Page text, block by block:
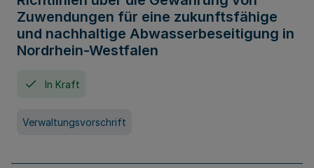
Zuwendungen für eine zukunftsfähige
und nachhaltige Abwasserbeseitigung in
Nordrhein-Westfalen
In Kraft
Verwaltungsvorschrift